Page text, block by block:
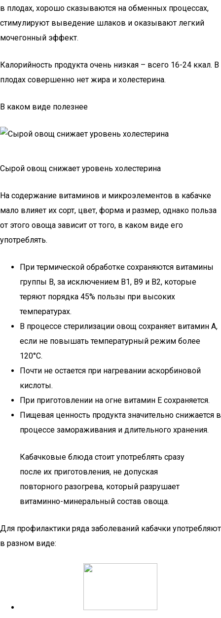
в плодах, хорошо сказываются на обменных процессах,
стимулируют выведение шлаков и оказывают легкий
мочегонный эффект.
Калорийность продукта очень низкая – всего 16-24 ккал. В
плодах совершенно нет жира и холестерина.
В каком виде полезнее
Сырой овощ снижает уровень холестерина
На содержание витаминов и микроэлементов в кабачке
мало влияет их сорт, цвет, форма и размер, однако польза
от этого овоща зависит от того, в каком виде его
употреблять.
При термической обработке сохраняются витамины
группы В, за исключением В1, В9 и В2, которые
теряют порядка 45% пользы при высоких
температурах.
В процессе стерилизации овощ сохраняет витамин А,
если не повышать температурный режим более
120°С.
Почти не остается при нагревании аскорбиновой
кислоты.
При приготовлении на огне витамин Е сохраняется.
Пищевая ценность продукта значительно снижается в
процессе замораживания и длительного хранения.
Кабачковые блюда стоит употреблять сразу
после их приготовления, не допуская
повторного разогрева, который разрушает
витаминно-минеральный состав овоща.
Для профилактики ряда заболеваний кабачки употребляют
в разном виде: